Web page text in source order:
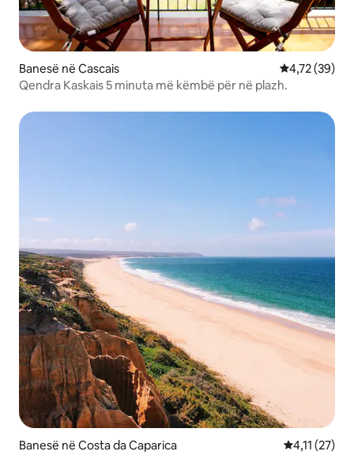
Banesë në Cascais Vlerësimi
4,72 (39)
Qendra Kaskais 5 minuta më këmbë për në plazh.
Banesë në Costa da Caparica Vlerësimi
4,11 (27)